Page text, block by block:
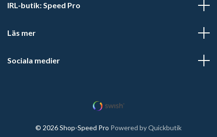
IRL-butik: Speed Pro
Läs mer
Sociala medier
© 2026 Shop-Speed Pro Powered by Quickbutik